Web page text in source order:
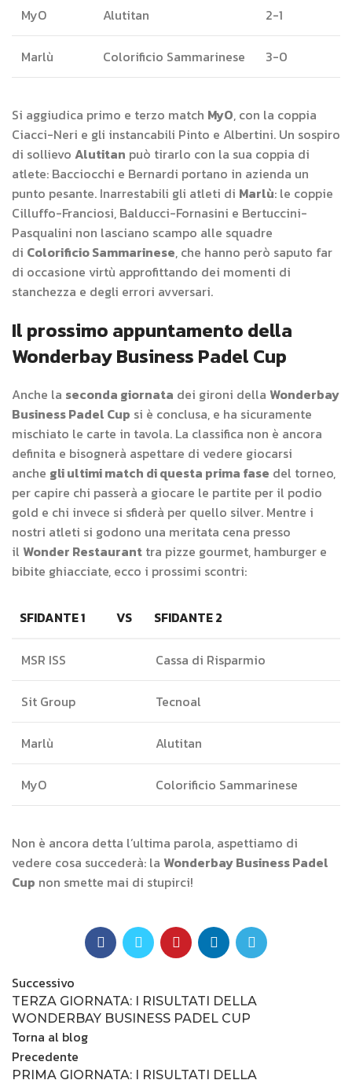
MyO Alutitan 2-1
Marlù Colorificio Sammarinese 3-0
Si aggiudica primo e terzo match MyO, con la coppia
Ciacci-Neri e gli instancabili Pinto e Albertini. Un sospiro
di sollievo Alutitan può tirarlo con la sua coppia di
atlete: Bacciocchi e Bernardi portano in azienda un
punto pesante. Inarrestabili gli atleti di Marlù: le coppie
Cilluffo-Franciosi, Balducci-Fornasini e Bertuccini-
Pasqualini non lasciano scampo alle squadre
di Colorificio Sammarinese, che hanno però saputo far
di occasione virtù approfittando dei momenti di
stanchezza e degli errori avversari.
Il prossimo appuntamento della
Wonderbay Business Padel Cup
Anche la seconda giornata dei gironi della Wonderbay
Business Padel Cup si è conclusa, e ha sicuramente
mischiato le carte in tavola. La classifica non è ancora
definita e bisognerà aspettare di vedere giocarsi
anche gli ultimi match di questa prima fase del torneo,
per capire chi passerà a giocare le partite per il podio
gold e chi invece si sfiderà per quello silver. Mentre i
nostri atleti si godono una meritata cena presso
il Wonder Restaurant tra pizze gourmet, hamburger e
bibite ghiacciate, ecco i prossimi scontri:
SFIDANTE 1 VS SFIDANTE 2
MSR ISS Cassa di Risparmio
Sit Group Tecnoal
Marlù Alutitan
MyO Colorificio Sammarinese
Non è ancora detta l’ultima parola, aspettiamo di
vedere cosa succederà: la Wonderbay Business Padel
Cup non smette mai di stupirci!
Successivo
TERZA GIORNATA: I RISULTATI DELLA
WONDERBAY BUSINESS PADEL CUP
Torna al blog
Precedente
PRIMA GIORNATA: I RISULTATI DELLA